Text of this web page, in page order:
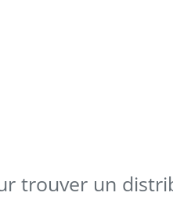
trouver un